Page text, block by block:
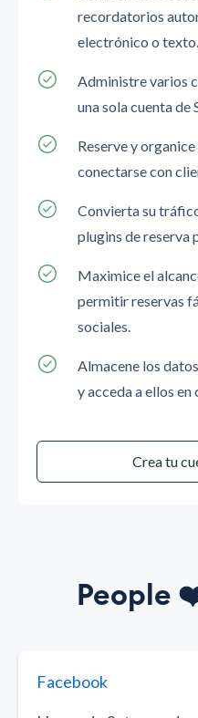
Crea tu
recordatorios
electrónico o texto.
Administre varios
una sola cuenta de
Reserve y
conectarse con
Convierta su
plugins de reserva
Maximice el
permitir reservas
sociales.
Almacene los
y acceda a ellos
People
Facebook